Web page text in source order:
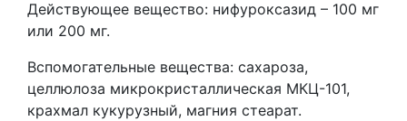
Действующее вещество: нифуроксазид – 100 мг
или 200 мг.
Вспомогательные вещества: сахароза,
целлюлоза микрокристаллическая МКЦ-101,
крахмал кукурузный, магния стеарат.